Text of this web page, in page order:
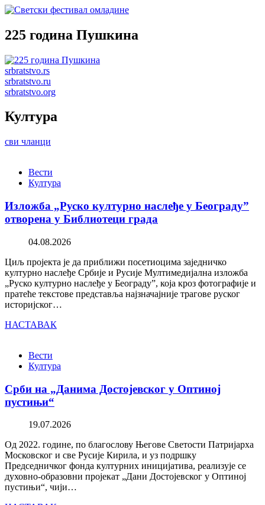
225 година Пушкина
srbratstvo.rs
srbratstvo.ru
srbratstvo.org
Култура
сви чланци
Вести
Култура
Изложба „Руско културно наслеђе у Београду”
отворена у Библиотеци града
04.08.2026
Циљ пројекта је да приближи посетиоцима заједничко
културно наслеђе Србије и Русије Мултимедијална изложба
„Руско културно наслеђе у Београду”, која кроз фотографије и
пратеће текстове представља најзначајније трагове руског
историјског…
НАСТАВАК
Вести
Култура
Срби на „Данима Достојевског у Оптиној
пустињи“
19.07.2026
Од 2022. године, по благослову Његове Светости Патријарха
Московског и све Русије Кирила, и уз подршку
Председничког фонда културних иницијатива, реализује се
духовно-образовни пројекат „Дани Достојевског у Оптиној
пустињи“, чији…